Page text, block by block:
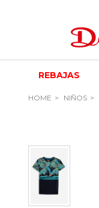
REBAJAS
HOME NIÑOS